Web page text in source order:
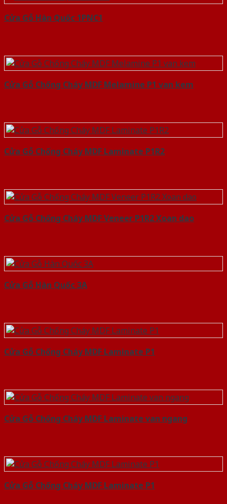
Cửa Gỗ Hàn Quốc 1PNC1
Cửa Gỗ Chống Cháy MDF Melamine P1 van kem
Cửa Gỗ Chống Cháy MDF Laminate P1R2
Cửa Gỗ Chống Cháy MDF Veneer P1R2 Xoan dao
Cửa Gỗ Hàn Quốc 3A
Cửa Gỗ Chống Cháy MDF Laminate P1
Cửa Gỗ Chống Cháy MDF Laminate van ngang
Cửa Gỗ Chống Cháy MDF Laminate P1